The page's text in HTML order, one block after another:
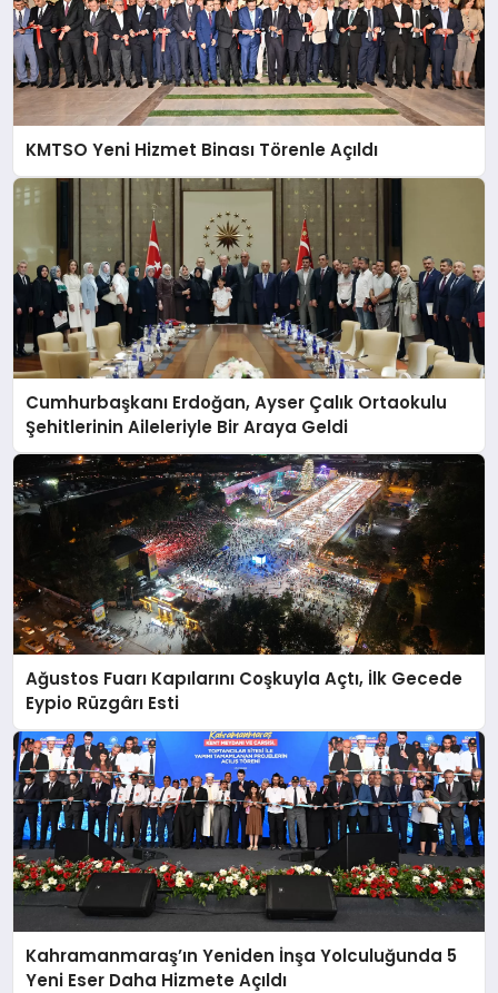
KMTSO Yeni Hizmet Binası Törenle Açıldı
Cumhurbaşkanı Erdoğan, Ayser Çalık Ortaokulu
Şehitlerinin Aileleriyle Bir Araya Geldi
Ağustos Fuarı Kapılarını Coşkuyla Açtı, İlk Gecede
Eypio Rüzgârı Esti
Kahramanmaraş’ın Yeniden İnşa Yolculuğunda 5
Yeni Eser Daha Hizmete Açıldı